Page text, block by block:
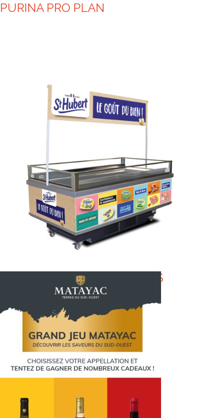
PURINA PRO PLAN
ST HUBERT MULTIMARQUES
LE GOÛT DU BIEN!